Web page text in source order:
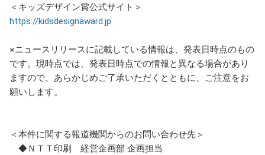
＜キッズデザイン賞公式サイト＞
https://kidsdesignaward.jp
※ニュースリリースに記載している情報は、発表日時点のもの
です。現時点では、発表日時点での情報と異なる場合があり
ますので、あらかじめご了承いただくとともに、ご注意をお
願いします。
＜本件に関する報道機関からのお問い合わせ先＞
◆ＮＴＴ印刷 経営企画部 企画担当